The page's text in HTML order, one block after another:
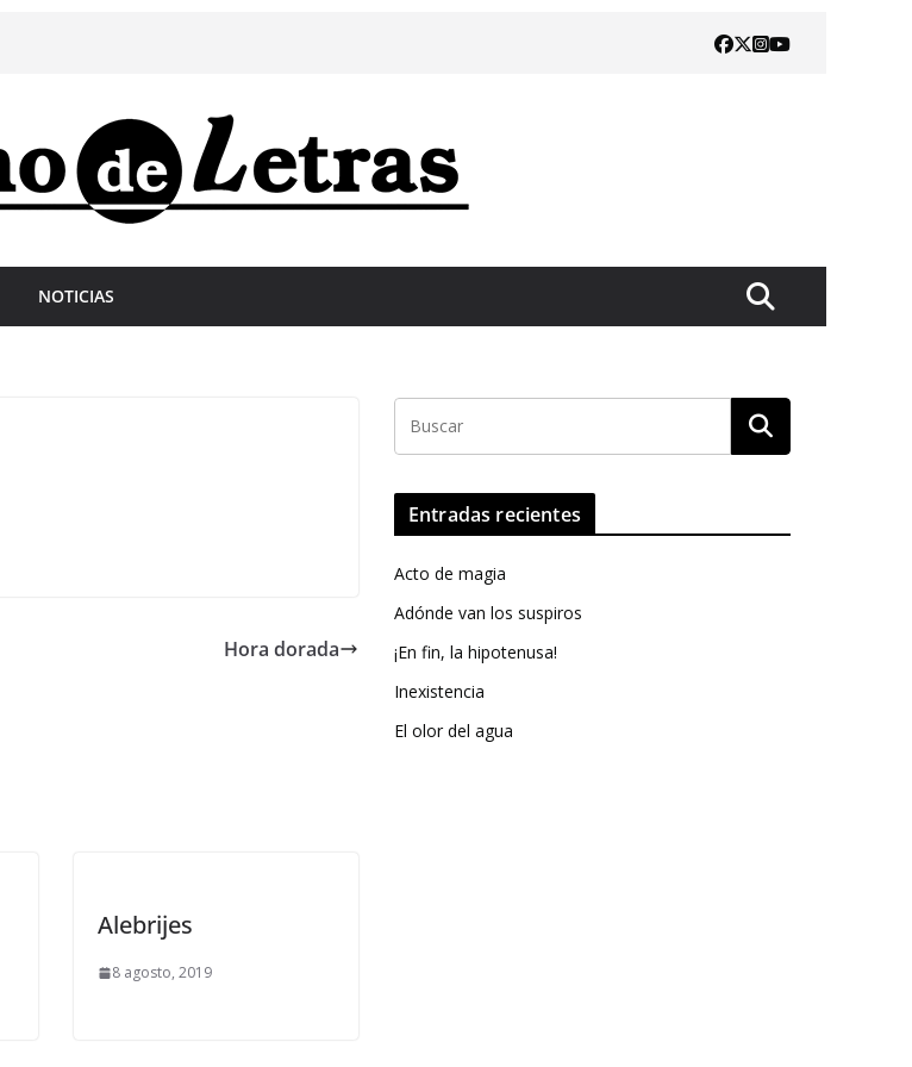
NOTICIAS
Hora dorada
Alebrijes
8 agosto, 2019
Entradas recientes
Acto de magia
Adónde van los suspiros
¡En fin, la hipotenusa!
Inexistencia
El olor del agua